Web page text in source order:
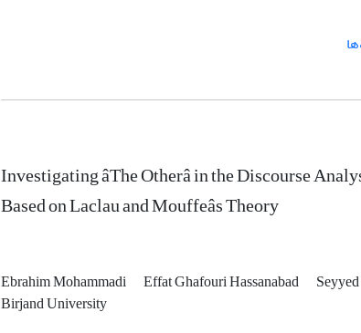
Investigating âThe Otherâ in the Discourse
Based on Laclau and Mouffeâs Theory
Ebrahim Mohammadi Effat Ghafouri Hassanabad
Birjand University